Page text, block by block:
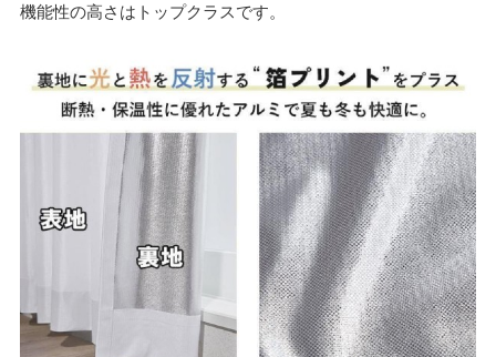
機能性の高さはトップクラスです。